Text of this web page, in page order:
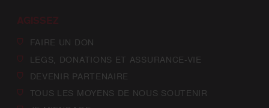
AGISSEZ
FAIRE UN DON
LEGS, DONATIONS ET ASSURANCE-VIE
DEVENIR PARTENAIRE
TOUS LES MOYENS DE NOUS SOUTENIR